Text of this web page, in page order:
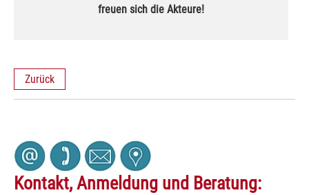
freuen sich die Akteure!
Zurück
Kontakt, Anmeldung und Beratung: